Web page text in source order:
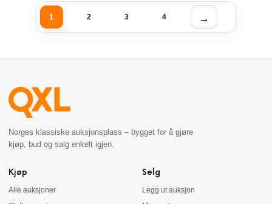
1 2 3 4
Norges klassiske auksjonsplass – bygget for å gjøre
kjøp, bud og salg enkelt igjen.
Kjøp
Alle auksjoner
Selg
Legg ut auksjon